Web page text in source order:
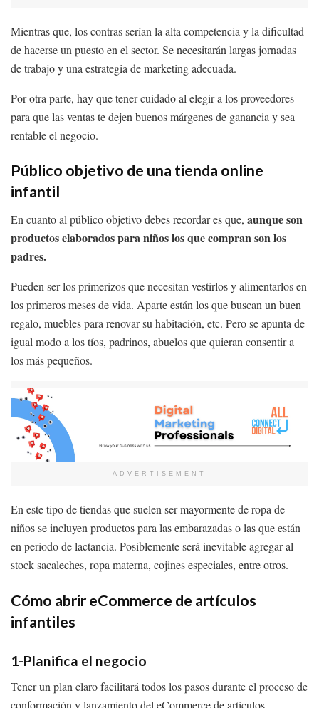
Mientras que, los contras serían la alta competencia y la dificultad
de hacerse un puesto en el sector. Se necesitarán largas jornadas
de trabajo y una estrategia de marketing adecuada.
Por otra parte, hay que tener cuidado al elegir a los proveedores
para que las ventas te dejen buenos márgenes de ganancia y sea
rentable el negocio.
Público objetivo de una tienda online
infantil
En cuanto al público objetivo debes recordar es que, aunque son
productos elaborados para niños los que compran son los
padres.
Pueden ser los primerizos que necesitan vestirlos y alimentarlos en
los primeros meses de vida. Aparte están los que buscan un buen
regalo, muebles para renovar su habitación, etc. Pero se apunta de
igual modo a los tíos, padrinos, abuelos que quieran consentir a
los más pequeños.
ADVERTISEMENT
En este tipo de tiendas que suelen ser mayormente de ropa de
niños se incluyen productos para las embarazadas o las que están
en periodo de lactancia. Posiblemente será inevitable agregar al
stock sacaleches, ropa materna, cojines especiales, entre otros.
Cómo abrir eCommerce de artículos
infantiles
1-Planifica el negocio
Tener un plan claro facilitará todos los pasos durante el proceso de
conformación y lanzamiento del eCommerce de artículos